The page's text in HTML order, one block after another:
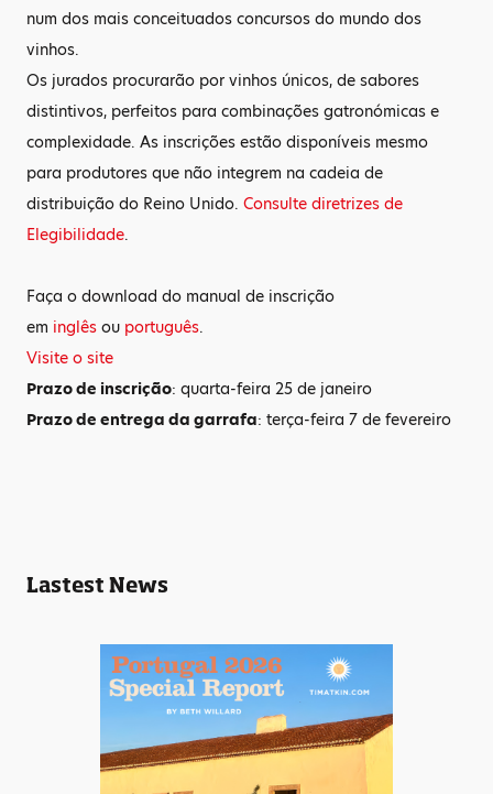
num dos mais conceituados concursos do mundo dos
vinhos.
Os jurados procurarão por vinhos únicos, de sabores
distintivos, perfeitos para combinações gatronómicas e
complexidade. As inscrições estão disponíveis mesmo
para produtores que não integrem na cadeia de
distribuição do Reino Unido. Consulte diretrizes de
Elegibilidade.
Faça o download do manual de inscrição
em inglês ou português.
Visite o site
Prazo de inscrição: quarta-feira 25 de janeiro
Prazo de entrega da garrafa: terça-feira 7 de fevereiro
Lastest News